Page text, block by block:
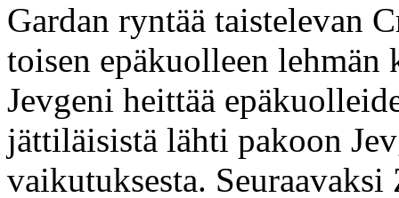
Gardan ryntää taistelevan
toisen epäkuolleen
Jevgeni heittää
jättiläisistä lähti pakoon
vaikutuksesta.